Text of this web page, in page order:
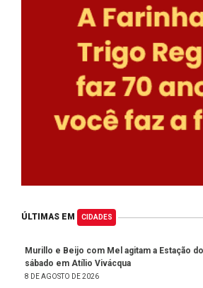
ÚLTIMAS EM CIDADES
Murillo e Beijo com Mel agitam a Estação
sábado em Atílio Vivácqua
8 DE AGOSTO DE 2026